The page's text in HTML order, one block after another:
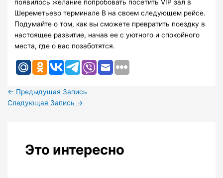
появилось желание попробовать посетить VIP зал в
Шереметьево терминале B на своем следующем рейсе.
Подумайте о том, как вы сможете превратить поездку в
настоящее развитие, начав ее с уютного и спокойного
места, где о вас позаботятся.
← Предыдущая Запись
Следующая Запись →
Это интересно